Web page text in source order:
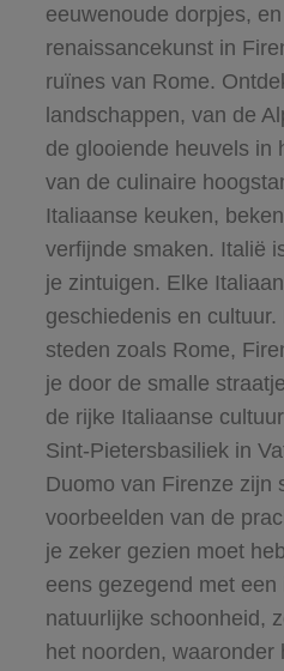
eeuwenoude dorpjes,
renaissancekunst in
ruïnes van Rome.
landschappen, van de
de glooiende heuvels in
van de culinaire
Italiaanse keuken,
verfijnde smaken. Italië
je zintuigen. Elke
geschiedenis en
steden zoals Rome,
je door de smalle
de rijke Italiaanse
Sint-Pietersbasiliek in
Duomo van Firenze zijn
voorbeelden van de
je zeker gezien moet
eens gezegend met
natuurlijke schoonheid,
het noorden, waaronder